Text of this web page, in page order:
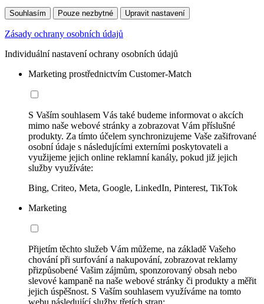
Souhlasím Pouze nezbytné Upravit nastavení
Zásady ochrany osobních údajů
Individuální nastavení ochrany osobních údajů
Marketing prostřednictvím Customer-Match
S Vaším souhlasem Vás také budeme informovat o akcích
mimo naše webové stránky a zobrazovat Vám příslušné
produkty. Za tímto účelem synchronizujeme Vaše zašifrované
osobní údaje s následujícími externími poskytovateli a
využijeme jejich online reklamní kanály, pokud již jejich
služby využíváte:
Bing, Criteo, Meta, Google, LinkedIn, Pinterest, TikTok
Marketing
Přijetím těchto služeb Vám můžeme, na základě Vašeho
chování při surfování a nakupování, zobrazovat reklamy
přizpůsobené Vašim zájmům, sponzorovaný obsah nebo
slevové kampaně na naše webové stránky či produkty a měřit
jejich úspěšnost. S Vaším souhlasem využíváme na tomto